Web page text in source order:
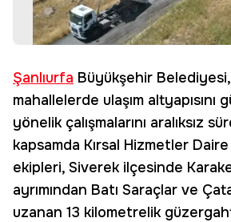
Şanlıurfa Büyükşehir Belediyesi,
mahallelerde ulaşım altyapısını
yönelik çalışmalarını aralıksız
kapsamda Kırsal Hizmetler Daire
ekipleri, Siverek ilçesinde
ayrımından Batı Saraçlar ve
uzanan 13 kilometrelik